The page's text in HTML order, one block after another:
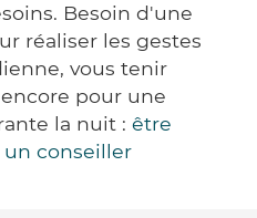
Besoin d'une
réaliser les gestes
vous tenir
pour une
la nuit : être
conseiller